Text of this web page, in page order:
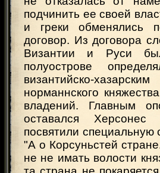
подчинить ее своей
и греки обменялись
договор. Из договора
Византии и Руси
полуострове
византийско-
норманнского
владений. Главным
оставался Херсонес
посвятили
"А о Корсуньстей
не не имать волости